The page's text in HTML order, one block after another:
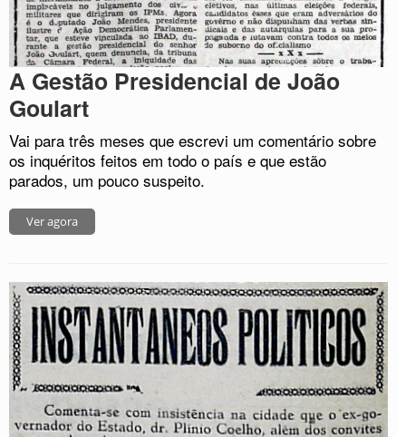
A Gestão Presidencial de João
Goulart
Vai para três meses que escrevi um comentário sobre
os inquéritos feitos em todo o país e que estão
parados, um pouco suspeito.
Ver agora